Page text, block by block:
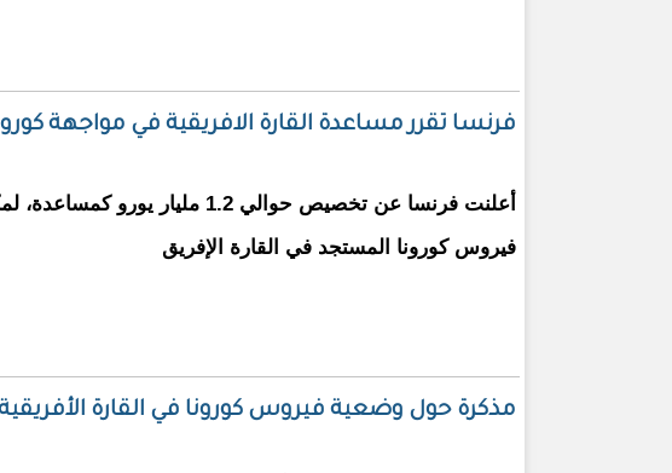
فرنسا تقرر مساعدة القارة الافريقية في مواجهة كورونا ب1.2
أعلنت فرنسا عن تخصيص حوالي 1.2 مليار يورو
فيروس كورونا المستجد في القارة الإفريق
مذكرة حول وضعية فيروس كورونا في القارة